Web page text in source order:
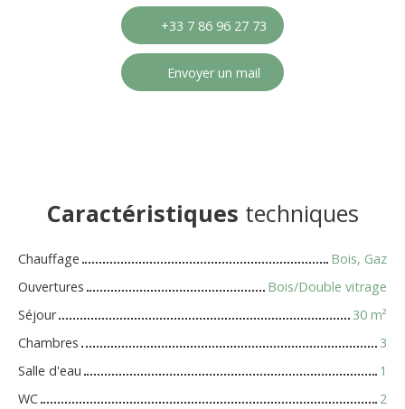
+33 7 86 96 27 73
Envoyer un mail
Caractéristiques techniques
Chauffage
Bois, Gaz
Ouvertures
Bois/Double vitrage
Séjour
30 m²
Chambres
3
Salle d'eau
1
WC
2